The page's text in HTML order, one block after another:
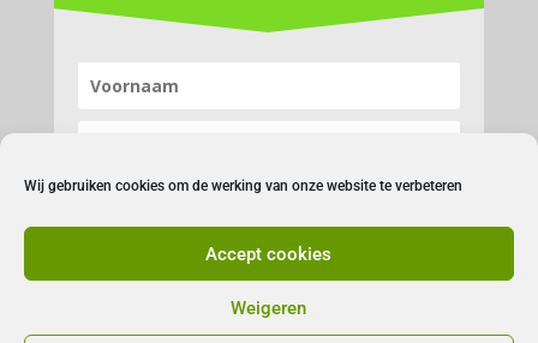
Wij gebruiken cookies om de werking van onze website te verbeteren
Accept cookies
Weigeren
Inschrijven